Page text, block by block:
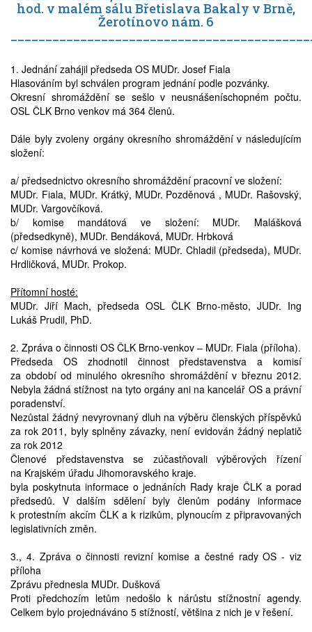
hod. v malém sálu Břetislava Bakaly v Brně,
Žerotínovo nám. 6
1. Jednání zahájil předseda OS MUDr. Josef Fiala
Hlasováním byl schválen program jednání podle pozvánky.
Okresní shromáždění se sešlo v neusnášeníschopném počtu.
OSL ČLK Brno venkov má 364 členů.
Dále byly zvoleny orgány okresního shromáždění v následujícím
složení:
a/ předsednictvo okresního shromáždění pracovní ve složení:
MUDr. Fiala, MUDr. Krátký, MUDr. Pozděnová , MUDr. Rašovský,
MUDr. Vargovčíková.
b/ komise mandátová ve složení: MUDr. Malášková
(předsedkyně), MUDr. Bendáková, MUDr. Hrbková
c/ komise návrhová ve složená: MUDr. Chladil (předseda), MUDr.
Hrdličková, MUDr. Prokop.
Přítomní hosté:
MUDr. Jiří Mach, předseda OSL ČLK Brno-město, JUDr. Ing
Lukáš Prudil, PhD.
2. Zpráva o činnosti OS ČLK Brno-venkov – MUDr. Fiala (příloha).
Předseda OS zhodnotil činnost představenstva a komisí
za období od minulého okresního shromáždění v březnu 2012.
Nebyla žádná stížnost na tyto orgány ani na kancelář OS a právní
poradenství.
Nezůstal žádný nevyrovnaný dluh na výběru členských příspěvků
za rok 2011, byly splněny závazky, není evidován žádný neplatič
za rok 2012
Členové představenstva se zúčastňovali výběrových řízení
na Krajském úřadu Jihomoravského kraje.
byla poskytnuta informace o jednáních Rady kraje ČLK a porad
předsedů. V dalším sdělení byly členům podány informace
k protestním akcím ČLK a k rizikům, plynoucím z připravovaných
legislativních změn.
3., 4. Zpráva o činnosti revizní komise a čestné rady OS - viz
příloha
Zprávu přednesla MUDr. Dušková
Proti předchozím letům nedošlo k nárůstu stížnostní agendy.
Celkem bylo projednáváno 5 stížností, většina z nich je v řešení.
Prodej
Převzetí praxe